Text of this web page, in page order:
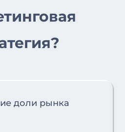
доли рынка